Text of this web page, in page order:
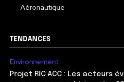
Aéronautique
TENDANCES
Environnement
Projet RIC ACC : Les acteurs